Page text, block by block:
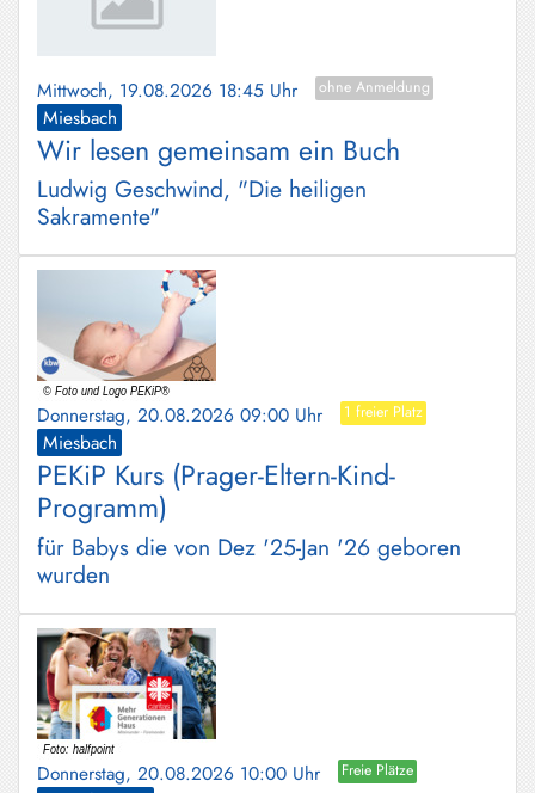
Mittwoch, 19.08.2026 18:45 Uhr ohne Anmeldung
Miesbach
Wir lesen gemeinsam ein Buch
Ludwig Geschwind, "Die heiligen
Sakramente"
Donnerstag, 20.08.2026 09:00 Uhr 1 freier Platz
Miesbach
PEKiP Kurs (Prager-Eltern-Kind-
Programm)
für Babys die von Dez '25-Jan '26 geboren
wurden
Donnerstag, 20.08.2026 10:00 Uhr Freie Plätze